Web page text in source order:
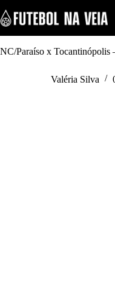
k
i
p
tNC/Paraíso x Tocantinópolis
Valéria Silva